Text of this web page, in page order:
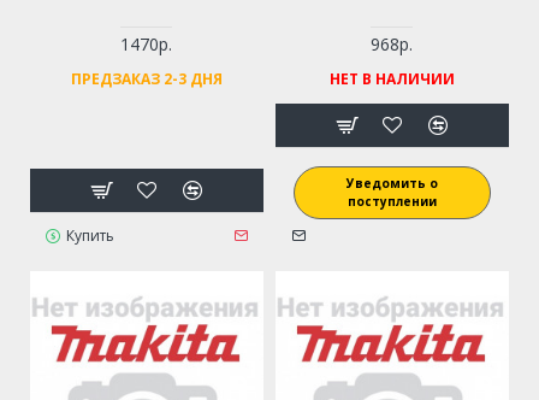
1470р.
ПРЕДЗАКАЗ 2-3 ДНЯ
Купить
968р.
НЕТ В НАЛИЧИИ
Уведомить о
поступлении